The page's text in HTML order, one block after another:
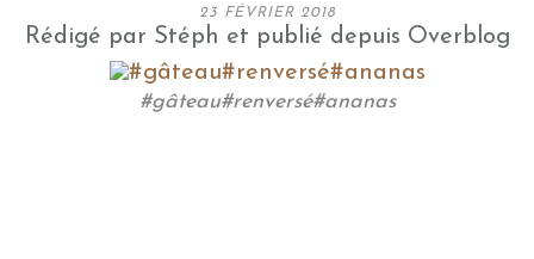
23 FÉVRIER 2018
Rédigé par Stéph et publié depuis Overblog
#gâteau#renversé#ananas